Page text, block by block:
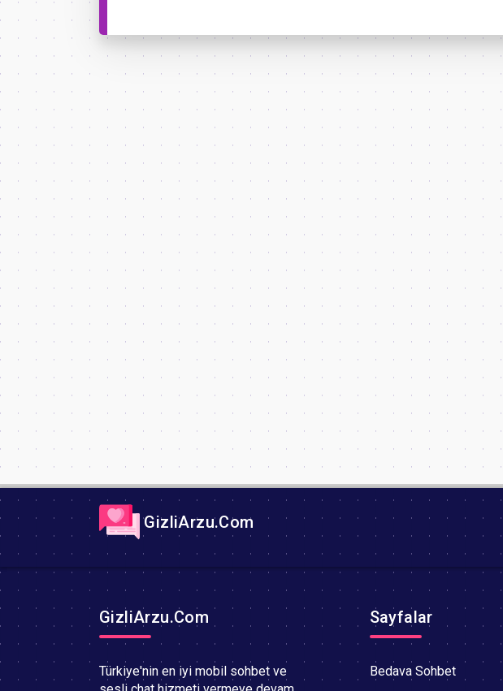
GizliArzu.Com
GizliArzu.Com
Türkiye'nin en iyi mobil sohbet ve
Sayfalar
Bedava Sohbet